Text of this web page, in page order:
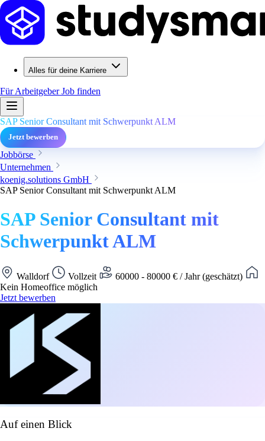
Alles für deine Karriere
Für ArbeitgeberJob finden
SAP Senior Consultant mit Schwerpunkt ALM
Jetzt bewerben
Jobbörse
Unternehmen
koenig.solutions GmbH
SAP Senior Consultant mit Schwerpunkt ALM
SAP Senior Consultant mit
Schwerpunkt ALM
Walldorf Vollzeit
60000 - 80000 € / Jahr (geschätzt)
Kein Homeoffice möglich
Jetzt bewerben
Auf einen Blick